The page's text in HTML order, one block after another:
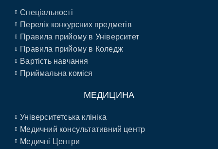
Спеціальності
Перелік конкурсних предметів
Правила прийому в Університет
Правила прийому в Коледж
Вартість навчання
Приймальна коміся
МЕДИЦИНА
Університетська клініка
Медичний консультативний центр
Медичні Центри